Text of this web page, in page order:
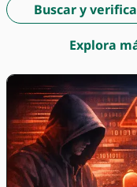
Buscar y
Explora